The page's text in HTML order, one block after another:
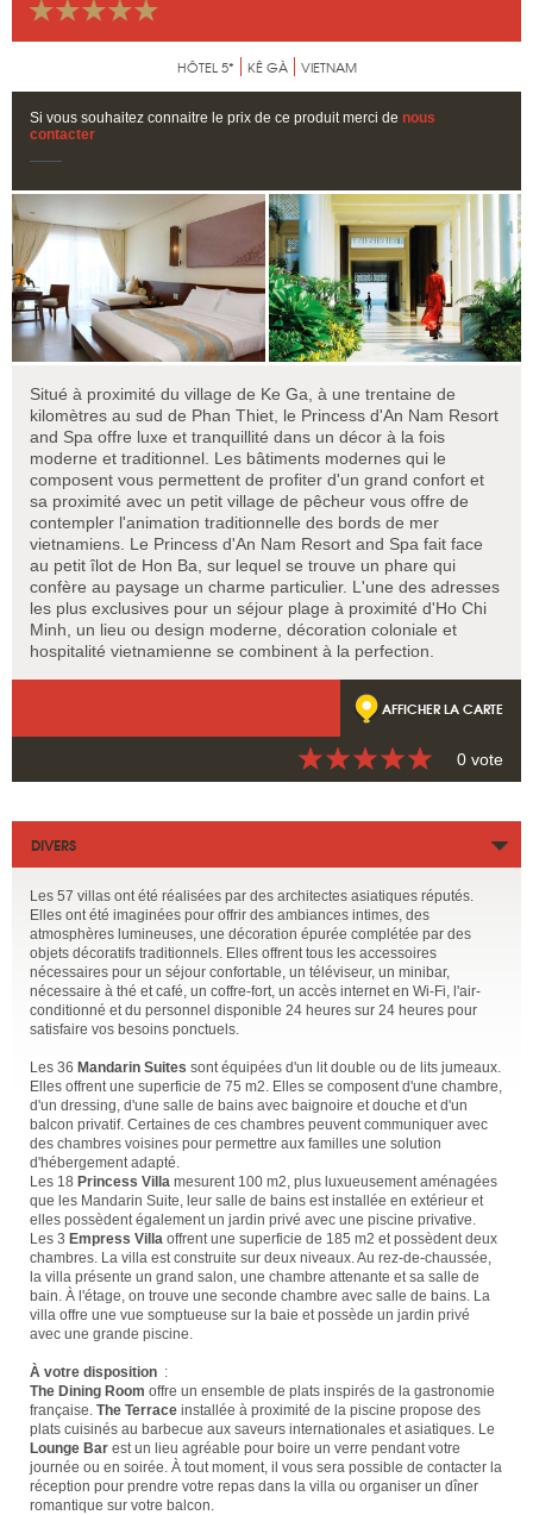
HÔTEL 5* KÊ GÀ VIETNAM
Si vous souhaitez connaitre le prix de ce produit merci de nous
contacter
Situé à proximité du village de Ke Ga, à une trentaine de
kilomètres au sud de Phan Thiet, le Princess d'An Nam Resort
and Spa offre luxe et tranquillité dans un décor à la fois
moderne et traditionnel. Les bâtiments modernes qui le
composent vous permettent de profiter d'un grand confort et
sa proximité avec un petit village de pêcheur vous offre de
contempler l'animation traditionnelle des bords de mer
vietnamiens. Le Princess d'An Nam Resort and Spa fait face
au petit îlot de Hon Ba, sur lequel se trouve un phare qui
confère au paysage un charme particulier. L'une des adresses
les plus exclusives pour un séjour plage à proximité d'Ho Chi
Minh, un lieu ou design moderne, décoration coloniale et
hospitalité vietnamienne se combinent à la perfection.
AFFICHER LA CARTE
0 vote
DIVERS
Les 57 villas ont été réalisées par des architectes asiatiques réputés.
Elles ont été imaginées pour offrir des ambiances intimes, des
atmosphères lumineuses, une décoration épurée complétée par des
objets décoratifs traditionnels. Elles offrent tous les accessoires
nécessaires pour un séjour confortable, un téléviseur, un minibar,
nécessaire à thé et café, un coffre-fort, un accès internet en Wi-Fi, l'air-
conditionné et du personnel disponible 24 heures sur 24 heures pour
satisfaire vos besoins ponctuels.
Les 36 Mandarin Suites sont équipées d'un lit double ou de lits jumeaux.
Elles offrent une superficie de 75 m2. Elles se composent d'une chambre,
d'un dressing, d'une salle de bains avec baignoire et douche et d'un
balcon privatif. Certaines de ces chambres peuvent communiquer avec
des chambres voisines pour permettre aux familles une solution
d'hébergement adapté.
Les 18 Princess Villa mesurent 100 m2, plus luxueusement aménagées
que les Mandarin Suite, leur salle de bains est installée en extérieur et
elles possèdent également un jardin privé avec une piscine privative.
Les 3 Empress Villa offrent une superficie de 185 m2 et possèdent deux
chambres. La villa est construite sur deux niveaux. Au rez-de-chaussée,
la villa présente un grand salon, une chambre attenante et sa salle de
bain. À l'étage, on trouve une seconde chambre avec salle de bains. La
villa offre une vue somptueuse sur la baie et possède un jardin privé
avec une grande piscine.
À votre disposition :
The Dining Room offre un ensemble de plats inspirés de la gastronomie
française. The Terrace installée à proximité de la piscine propose des
plats cuisinés au barbecue aux saveurs internationales et asiatiques. Le
Lounge Bar est un lieu agréable pour boire un verre pendant votre
journée ou en soirée. À tout moment, il vous sera possible de contacter la
réception pour prendre votre repas dans la villa ou organiser un dîner
romantique sur votre balcon.